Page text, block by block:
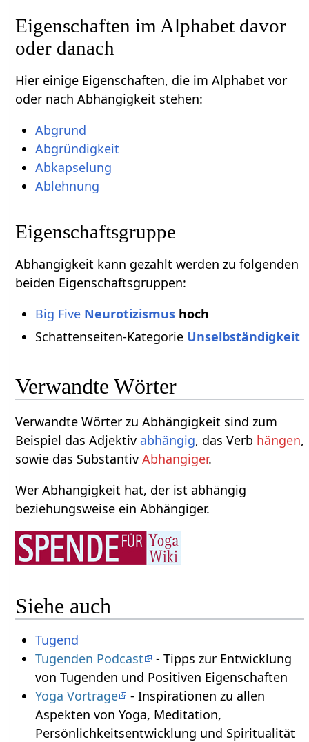
Eigenschaften im Alphabet davor
oder danach
Hier einige Eigenschaften, die im Alphabet vor
oder nach Abhängigkeit stehen:
Abgrund
Abgründigkeit
Abkapselung
Ablehnung
Eigenschaftsgruppe
Abhängigkeit kann gezählt werden zu folgenden
beiden Eigenschaftsgruppen:
Big Five Neurotizismushoch
Schattenseiten-Kategorie Unselbständigkeit
Verwandte Wörter
Verwandte Wörter zu Abhängigkeit sind zum
Beispiel das Adjektiv abhängig, das Verb hängen,
sowie das SubstantivAbhängiger.
Wer Abhängigkeit hat, der ist abhängig
beziehungsweise ein Abhängiger.
Siehe auch
Tugend
Tugenden Podcast
- Tipps zur Entwicklung
von Tugenden und Positiven Eigenschaften
Yoga Vorträge
- Inspirationen zu allen
Aspekten von Yoga, Meditation,
Persönlichkeitsentwicklung und Spiritualität